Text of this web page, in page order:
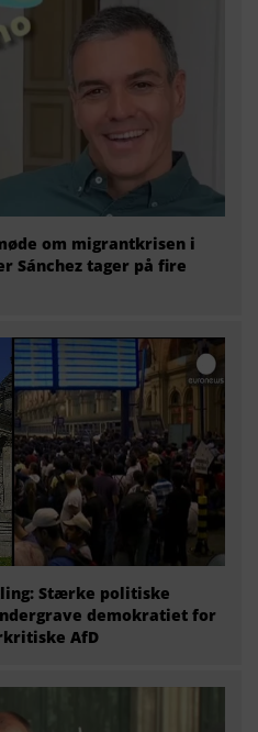
om migrantkrisen i
Sánchez tager på fire
Stærke politiske
demokratiet for
AfD